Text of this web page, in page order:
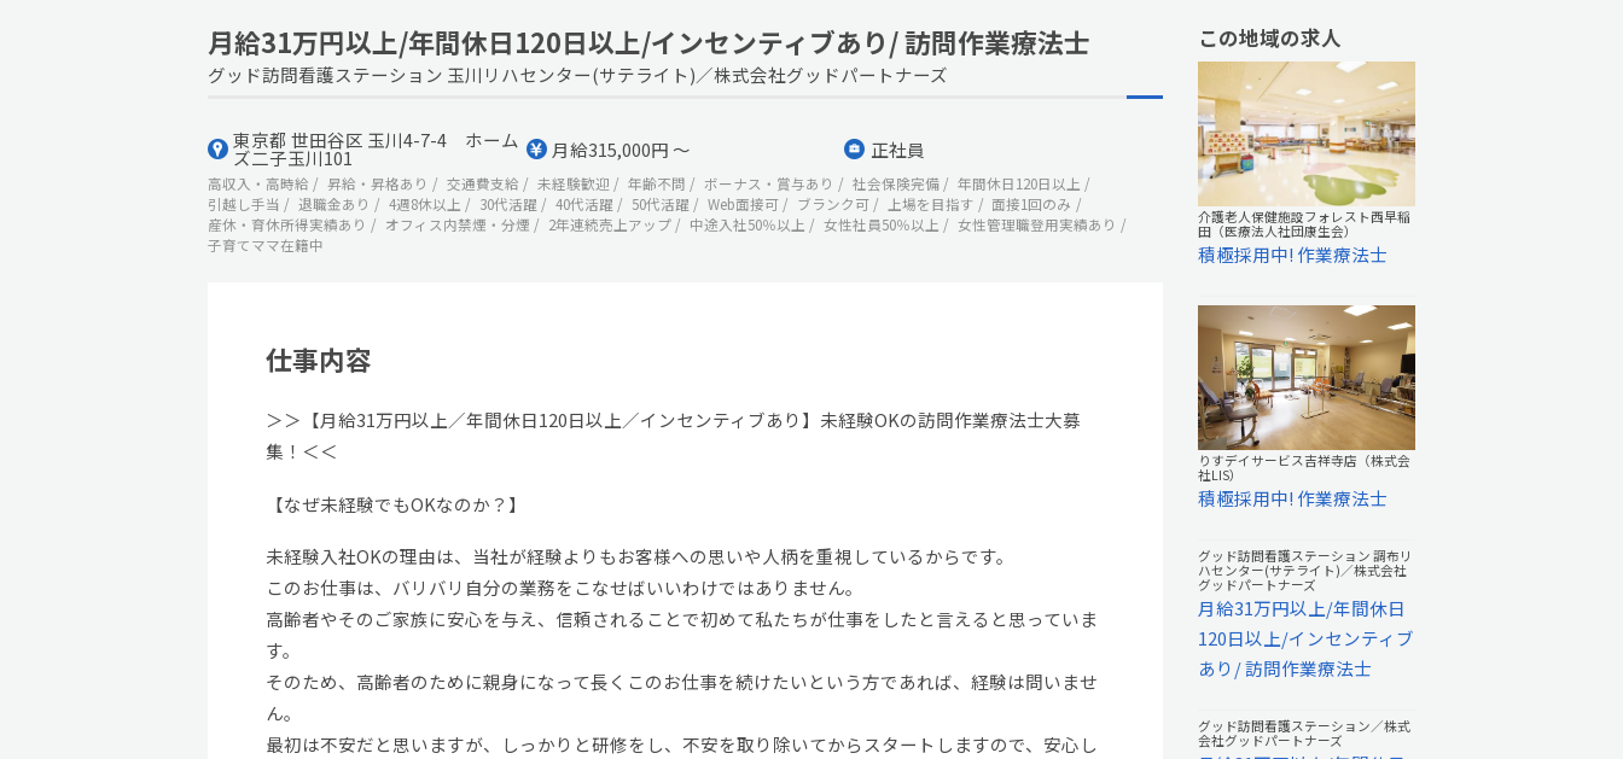
月給31万円以上/年間休日120日以上/インセンティブあり/ 訪問作業療法士
グッド訪問看護ステーション 玉川リハセンター(サテライト)／株式会社グッドパートナーズ
東京都 世田谷区 玉川4-7-4 ホーム
ズ二子玉川101 月給315,000円 ～ 正社員
高収入・高時給 昇給・昇格あり 交通費支給 未経験歓迎 年齢不問 ボーナス・賞与あり 社会保険完備
年間休日120日以上
引越し手当
退職金あり 4週8休以上 30代活躍 40代活躍 50代活躍 Web面接可 ブランク可 上場を目指す
面接1回のみ
産休・育休所得実績あり
オフィス内禁煙・分煙 2年連続売上アップ 中途入社50％以上 女性社員50％以上
女性管理職登用実績あり
子育てママ在籍中
仕事内容
＞＞【月給31万円以上／年間休日120日以上／インセンティブあり】未経験OKの訪問作業療法士大募
集！＜＜
【なぜ未経験でもOKなのか？】
未経験入社OKの理由は、当社が経験よりもお客様への思いや人柄を重視しているからです。
このお仕事は、バリバリ自分の業務をこなせばいいわけではありません。
高齢者やそのご家族に安心を与え、信頼されることで初めて私たちが仕事をしたと言えると思っていま
す。
そのため、高齢者のために親身になって長くこのお仕事を続けたいという方であれば、経験は問いませ
ん。
最初は不安だと思いますが、しっかりと研修をし、不安を取り除いてからスタートしますので、安心し
この地域の求人
介護老人保健施設フォレスト西早稲
田（医療法人社団康生会）
積極採用中! 作業療法士
りすデイサービス吉祥寺店（株式会
社LIS）
積極採用中! 作業療法士
グッド訪問看護ステーション 調布リ
ハセンター(サテライト)／株式会社
グッドパートナーズ
月給31万円以上/年間休日
120日以上/インセンティブ
あり/ 訪問作業療法士
グッド訪問看護ステーション／株式
会社グッドパートナーズ